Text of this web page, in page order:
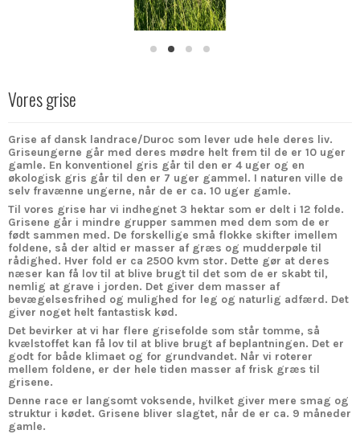
Vores grise
Grise af dansk landrace/Duroc som lever ude hele deres liv.
Griseungerne går med deres mødre helt frem til de er 10 uger
gamle. En konventionel gris går til den er 4 uger og en
økologisk gris går til den er 7 uger gammel. I naturen ville de
selv fravænne ungerne, når de er ca. 10 uger gamle.
Til vores grise har vi indhegnet 3 hektar som er delt i 12 folde.
Grisene går i mindre grupper sammen med dem som de er
født sammen med. De forskellige små flokke skifter imellem
foldene, så der altid er masser af græs og mudderpøle til
rådighed. Hver fold er ca 2500 kvm stor. Dette gør at deres
næser kan få lov til at blive brugt til det som de er skabt til,
nemlig at grave i jorden. Det giver dem masser af
bevægelsesfrihed og mulighed for leg og naturlig adfærd. Det
giver noget helt fantastisk kød.
Det bevirker at vi har flere grisefolde som står tomme, så
kvælstoffet kan få lov til at blive brugt af beplantningen. Det er
godt for både klimaet og for grundvandet. Når vi roterer
mellem foldene, er der hele tiden masser af frisk græs til
grisene.
Denne race er langsomt voksende, hvilket giver mere smag og
struktur i kødet. Grisene bliver slagtet, når de er ca. 9 måneder
gamle.